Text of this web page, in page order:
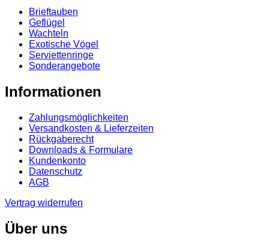
Brieftauben
Geflügel
Wachteln
Exotische Vögel
Serviettenringe
Sonderangebote
Informationen
Zahlungsmöglichkeiten
Versandkosten & Lieferzeiten
Rückgaberecht
Downloads & Formulare
Kundenkonto
Datenschutz
AGB
Vertrag widerrufen
Über uns